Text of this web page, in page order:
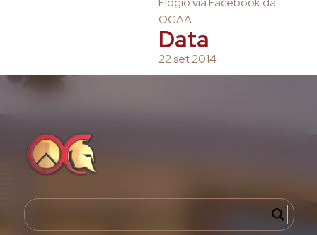
OCAA
Data
22 set 2014